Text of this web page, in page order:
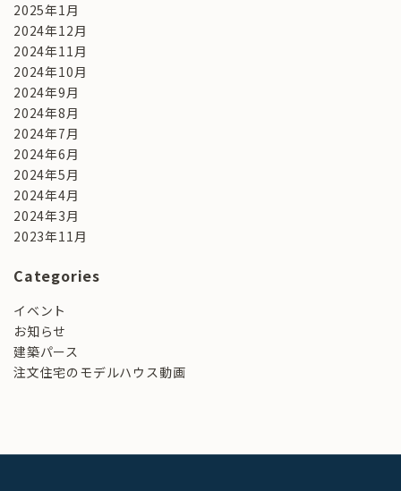
2025年1月
2024年12月
2024年11月
2024年10月
2024年9月
2024年8月
2024年7月
2024年6月
2024年5月
2024年4月
2024年3月
2023年11月
Categories
イベント
お知らせ
建築パース
注文住宅のモデルハウス動画